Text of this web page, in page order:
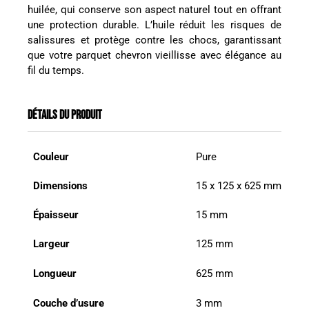
huilée, qui conserve son aspect naturel tout en offrant
une protection durable. L’huile réduit les risques de
salissures et protège contre les chocs, garantissant
que votre parquet chevron vieillisse avec élégance au
fil du temps.
DÉTAILS DU PRODUIT
Couleur Pure
Dimensions 15 x 125 x 625 mm
Épaisseur 15 mm
Largeur 125 mm
Longueur 625 mm
Couche d’usure 3 mm